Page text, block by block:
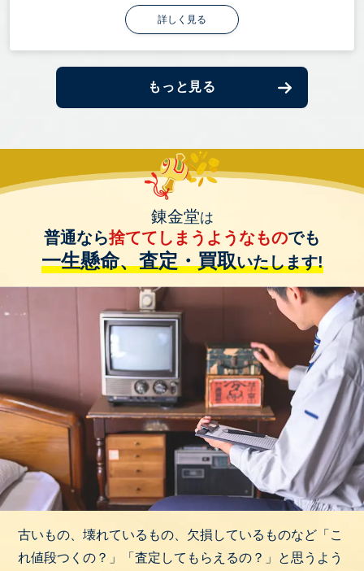
詳しく見る
もっと見る
錬金堂は
普通なら捨ててしまうようなものでも
一生懸命、査定・買取いたします!
古いもの、壊れているもの、欠損しているものなど「こ
れ値段つくの？」「査定してもらえるの？」と思うよう